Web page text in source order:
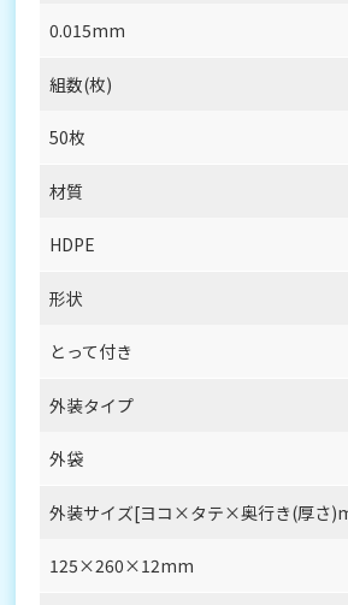
0.015mm
組数(枚)
50枚
材質
HDPE
形状
とって付き
外装タイプ
外袋
外装サイズ[ヨコ×タテ×奥行き(厚さ
125×260×12mm